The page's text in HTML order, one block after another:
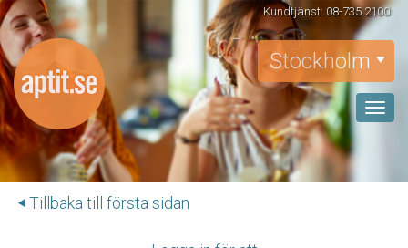
Kundtjänst: 08-735 2100
Stockholm
Toggle
Tillbaka till första sidan